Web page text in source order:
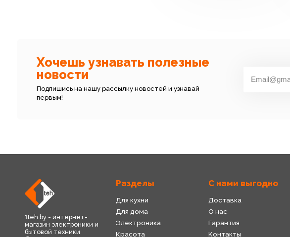
Хочешь узнавать полезные
новости
Подпишись на нашу рассылку новостей и узнавай
первым!
1teh.by - интернет-
магазин электроники и
бытовой техники
Разделы
Для кухни
Для дома
Электроника
Красота
С нами выгодно
Доставка
О нас
Гарантия
Контакты